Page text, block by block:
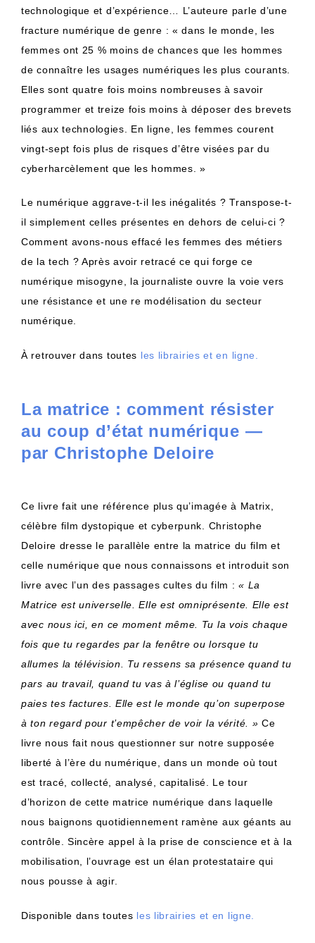
technologique et d’expérience… L’auteure parle d’une
fracture numérique de genre : « dans le monde, les
femmes ont 25 % moins de chances que les hommes
de connaître les usages numériques les plus courants.
Elles sont quatre fois moins nombreuses à savoir
programmer et treize fois moins à déposer des brevets
liés aux technologies. En ligne, les femmes courent
vingt-sept fois plus de risques d’être visées par du
cyberharcèlement que les hommes. »
Le numérique aggrave-t-il les inégalités ? Transpose-t-
il simplement celles présentes en dehors de celui-ci ?
Comment avons-nous effacé les femmes des métiers
de la tech ? Après avoir retracé ce qui forge ce
numérique misogyne, la journaliste ouvre la voie vers
une résistance et une re modélisation du secteur
numérique.
À retrouver dans toutes les librairies et en ligne.
La matrice : comment résister
au coup d’état numérique —
par Christophe Deloire
Ce livre fait une référence plus qu’imagée à Matrix,
célèbre film dystopique et cyberpunk. Christophe
Deloire dresse le parallèle entre la matrice du film et
celle numérique que nous connaissons et introduit son
livre avec l’un des passages cultes du film :« La
Matrice est universelle. Elle est omniprésente. Elle est
avec nous ici, en ce moment même. Tu la vois chaque
fois que tu regardes par la fenêtre ou lorsque tu
allumes la télévision. Tu ressens sa présence quand tu
pars au travail, quand tu vas à l’église ou quand tu
paies tes factures. Elle est le monde qu’on superpose
à ton regard pour t’empêcher de voir la vérité. » Ce
livre nous fait nous questionner sur notre supposée
liberté à l’ère du numérique, dans un monde où tout
est tracé, collecté, analysé, capitalisé. Le tour
d’horizon de cette matrice numérique dans laquelle
nous baignons quotidiennement ramène aux géants au
contrôle. Sincère appel à la prise de conscience et à la
mobilisation, l’ouvrage est un élan protestataire qui
nous pousse à agir.
Disponible dans toutes les librairies et en ligne.